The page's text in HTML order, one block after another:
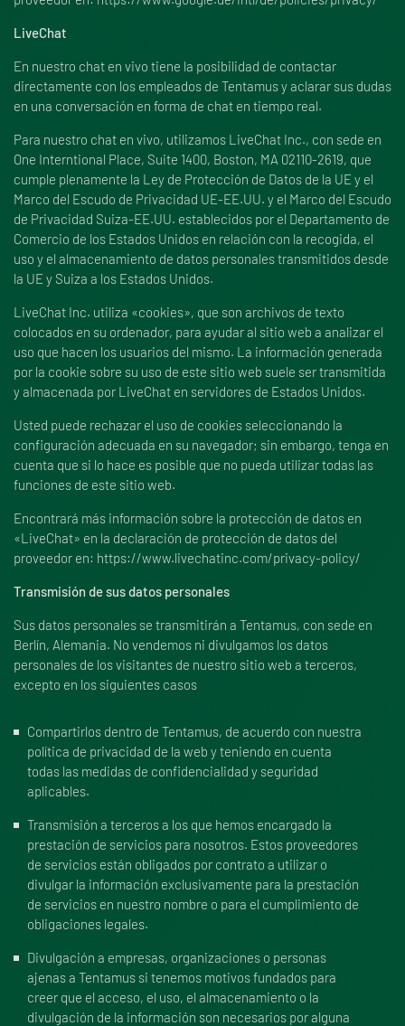
LiveChat
En nuestro chat en vivo tiene la posibilidad de contactar
directamente con los empleados de Tentamus y aclarar sus dudas
en una conversación en forma de chat en tiempo real.
Para nuestro chat en vivo, utilizamos LiveChat Inc., con sede en
One Interntional Place, Suite 1400, Boston, MA 02110-2619, que
cumple plenamente la Ley de Protección de Datos de la UE y el
Marco del Escudo de Privacidad UE-EE.UU. y el Marco del Escudo
de Privacidad Suiza-EE.UU. establecidos por el Departamento de
Comercio de los Estados Unidos en relación con la recogida, el
uso y el almacenamiento de datos personales transmitidos desde
la UE y Suiza a los Estados Unidos.
LiveChat Inc. utiliza «cookies», que son archivos de texto
colocados en su ordenador, para ayudar al sitio web a analizar el
uso que hacen los usuarios del mismo. La información generada
por la cookie sobre su uso de este sitio web suele ser transmitida
y almacenada por LiveChat en servidores de Estados Unidos.
Usted puede rechazar el uso de cookies seleccionando la
configuración adecuada en su navegador; sin embargo, tenga en
cuenta que si lo hace es posible que no pueda utilizar todas las
funciones de este sitio web.
Encontrará más información sobre la protección de datos en
«LiveChat» en la declaración de protección de datos del
proveedor en: https://www.livechatinc.com/privacy-policy/
Transmisión de sus datos personales
Sus datos personales se transmitirán a Tentamus, con sede en
Berlín, Alemania. No vendemos ni divulgamos los datos
personales de los visitantes de nuestro sitio web a terceros,
excepto en los siguientes casos
Compartirlos dentro de Tentamus, de acuerdo con nuestra
política de privacidad de la web y teniendo en cuenta
todas las medidas de confidencialidad y seguridad
aplicables.
Transmisión a terceros a los que hemos encargado la
prestación de servicios para nosotros. Estos proveedores
de servicios están obligados por contrato a utilizar o
divulgar la información exclusivamente para la prestación
de servicios en nuestro nombre o para el cumplimiento de
obligaciones legales.
Divulgación a empresas, organizaciones o personas
ajenas a Tentamus si tenemos motivos fundados para
creer que el acceso, el uso, el almacenamiento o la
divulgación de la información son necesarios por alguna